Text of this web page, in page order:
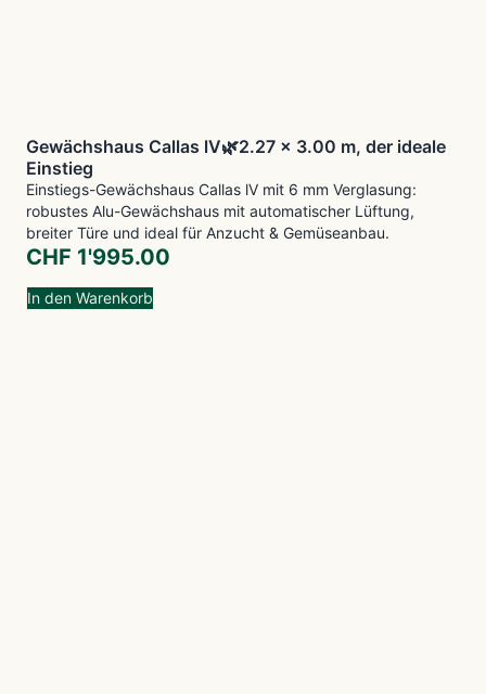
Gewächshaus Callas lV🌿2.27 x 3.00 m, der ideale
Einstieg
Einstiegs-Gewächshaus Callas lV mit 6 mm Verglasung:
robustes Alu-Gewächshaus mit automatischer Lüftung,
breiter Türe und ideal für Anzucht & Gemüseanbau.
CHF 1'995.00
In den Warenkorb